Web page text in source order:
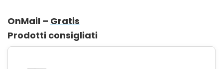
OnMail – Gratis
Prodotti consigliati